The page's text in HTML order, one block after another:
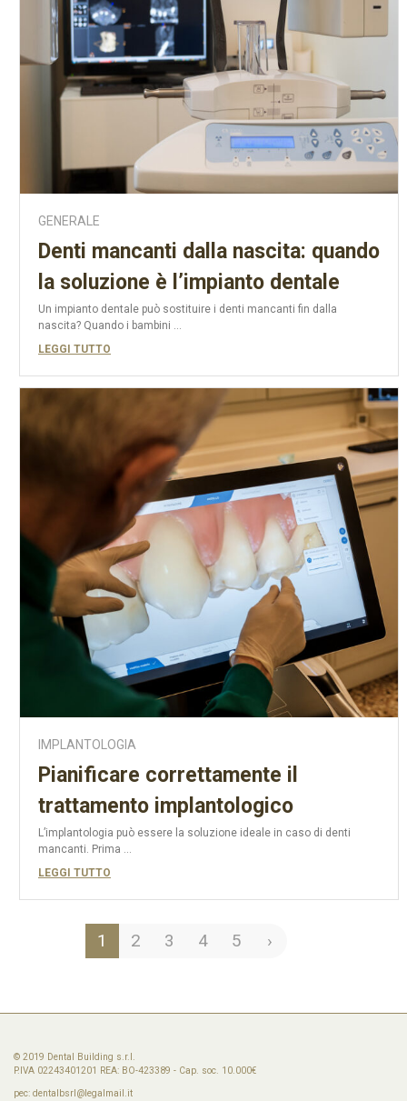
GENERALE
Denti mancanti dalla nascita: quando
la soluzione è l’impianto dentale
Un impianto dentale può sostituire i denti mancanti fin dalla
nascita? Quando i bambini ...
LEGGI TUTTO
IMPLANTOLOGIA
Pianificare correttamente il
trattamento implantologico
L’implantologia può essere la soluzione ideale in caso di denti
mancanti. Prima ...
LEGGI TUTTO
1 2 3 4 5 ›
© 2019 Dental Building s.r.l.
P.IVA 02243401201 REA: BO-423389 - Cap. soc. 10.000€
pec: dentalbsrl@legalmail.it